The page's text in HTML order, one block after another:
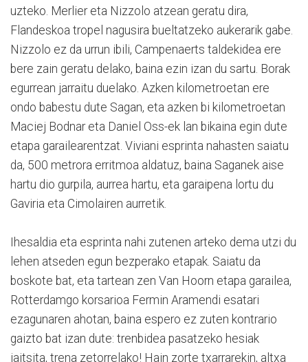
uzteko. Merlier eta Nizzolo atzean geratu dira,
Flandeskoa tropel nagusira bueltatzeko aukerarik gabe.
Nizzolo ez da urrun ibili, Campenaerts taldekidea ere
bere zain geratu delako, baina ezin izan du sartu. Borak
egurrean jarraitu duelako. Azken kilometroetan ere
ondo babestu dute Sagan, eta azken bi kilometroetan
Maciej Bodnar eta Daniel Oss-ek lan bikaina egin dute
etapa garailearentzat. Viviani esprinta nahasten saiatu
da, 500 metrora erritmoa aldatuz, baina Saganek aise
hartu dio gurpila, aurrea hartu, eta garaipena lortu du
Gaviria eta Cimolairen aurretik.
Ihesaldia eta esprinta nahi zutenen arteko dema utzi du
lehen atseden egun bezperako etapak. Saiatu da
boskote bat, eta tartean zen Van Hoorn etapa garailea,
Rotterdamgo korsarioa Fermin Aramendi esatari
ezagunaren ahotan, baina espero ez zuten kontrario
gaizto bat izan dute: trenbidea pasatzeko hesiak
jaitsita, trena zetorrelako! Hain zorte txarrarekin, altxa